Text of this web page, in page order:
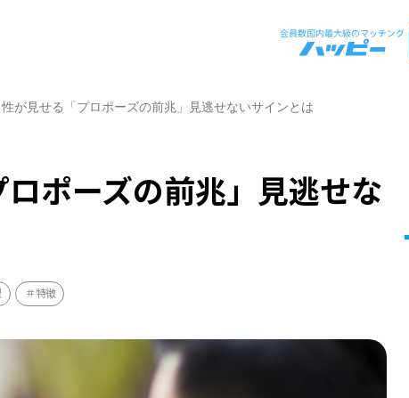
が見せる「プロポーズの前兆」見逃せないサインとは
ポーズの前兆」見逃せな
特徴